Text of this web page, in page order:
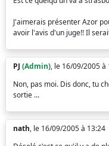
J'aimerais présenter Azor
avoir l'avis d'un juge!! Il
PJ (Admin), le 16/09/2005 à
Non, pas moi. Dis donc, tu
sortie ...
nath, le 16/09/2005 à 13:24